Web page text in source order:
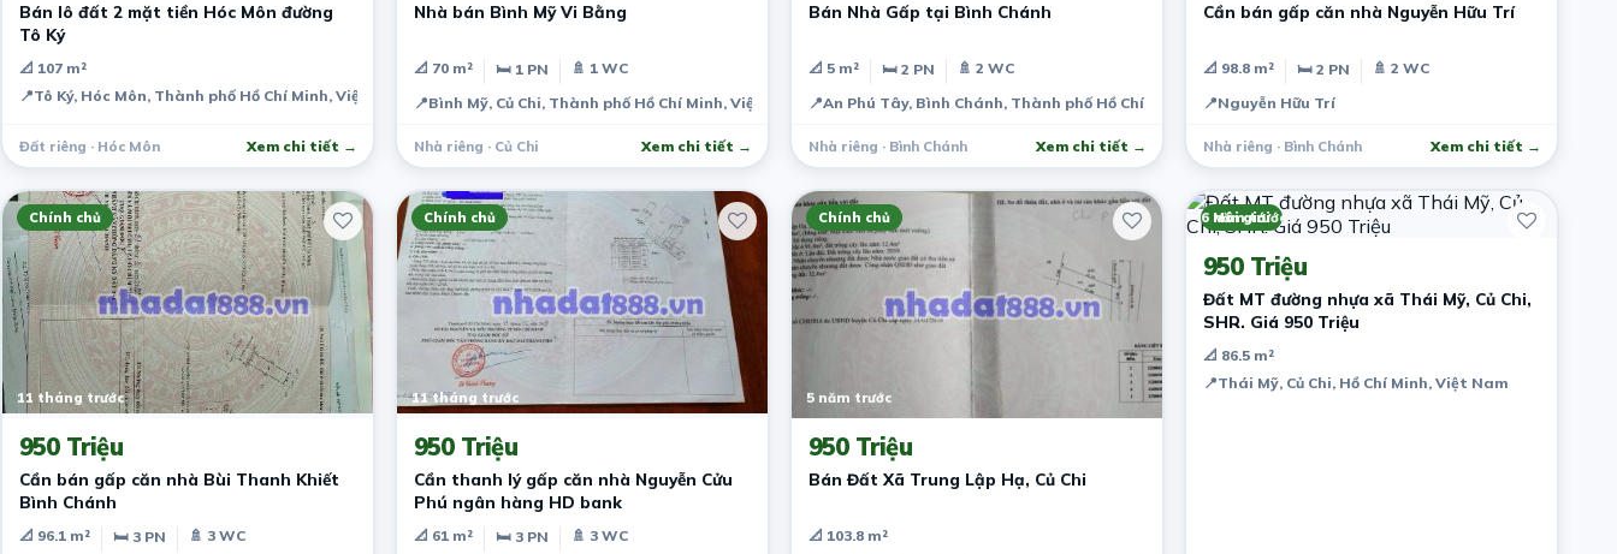
Bán lô đất 2 mặt tiền Hóc Môn đường
Tô Ký
📐 107 m²
📍Tô Ký, Hóc Môn, Thành phố Hồ Chí Minh, Việt Nam
Đất riêng · Hóc Môn Xem chi tiết →
Nhà bán Bình Mỹ Vi Bằng
📐 70 m² 🛏 1 PN
🚿 1 WC
📍Bình Mỹ, Củ Chi, Thành phố Hồ Chí Minh, Việt Nam
Nhà riêng · Củ Chi Xem chi tiết →
Bán Nhà Gấp tại Bình Chánh
📐 5 m² 🛏 2 PN
🚿 2 WC
📍An Phú Tây, Bình Chánh, Thành phố Hồ Chí Minh, Việt Nam
Nhà riêng · Bình Chánh Xem chi tiết →
Cần bán gấp căn nhà Nguyễn Hữu Trí
📐 98.8 m² 🛏 2 PN
🚿 2 WC
📍Nguyễn Hữu Trí
Nhà riêng · Bình Chánh Xem chi tiết →
Chính chủ
11 tháng trước
950 Triệu
Cần bán gấp căn nhà Bùi Thanh Khiết
Bình Chánh
📐 96.1 m² 🛏 3 PN
🚿 3 WC
Chính chủ
11 tháng trước
950 Triệu
Cần thanh lý gấp căn nhà Nguyễn Cửu
Phú ngân hàng HD bank
📐 61 m² 🛏 3 PN
🚿 3 WC
Chính chủ
5 năm trước
950 Triệu
Bán Đất Xã Trung Lập Hạ, Củ Chi
📐 103.8 m²
Môi giới
6 năm trước
950 Triệu
Đất MT đường nhựa xã Thái Mỹ, Củ Chi,
SHR. Giá 950 Triệu
📐 86.5 m²
📍Thái Mỹ, Củ Chi, Hồ Chí Minh, Việt Nam